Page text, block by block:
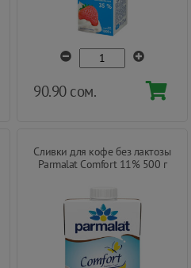
90.90 сом.
Сливки для кофе без лактозы
Parmalat Comfort 11% 500 г